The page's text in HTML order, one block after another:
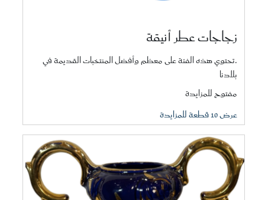
زجاجات عطر أنيقة
.تحتوي هذه الفئة على معظم وأفضل المنتخبات القديمة في
بلادنا
مفتوح للمزايدة
عرض 10 قطعة للمزايدة